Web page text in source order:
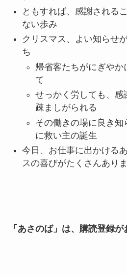
ともすれば、感謝される
ない歩み
クリスマス、よい知らせ
ち
帰省客たちがにぎや
て
せっかく労しても、感
疎ましがられる
その働きの場に良き知
に救い主の誕生
今日、お仕事に出かける
スの喜びがたくさんあり
「あさのば」は、購読登録が